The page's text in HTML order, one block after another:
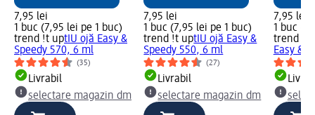
7,95 lei
1 buc (7,95 lei pe 1 buc)
trend !t uptIU ojă Easy &
Speedy 570, 6 ml
(35)
Livrabil
selectare magazin dm
7,95 lei
1 buc (7,95 lei pe 1 buc)
trend !t uptIU ojă Easy &
Speedy 550, 6 ml
(27)
Livrabil
selectare magazin dm
7,95 lei
1 buc
trend !t
Easy &